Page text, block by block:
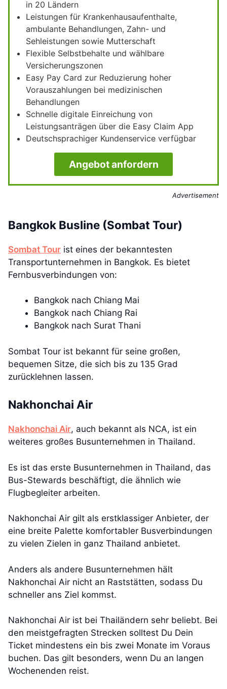
in 20 Ländern
Leistungen für Krankenhausaufenthalte,
ambulante Behandlungen, Zahn- und
Sehleistungen sowie Mutterschaft
Flexible Selbstbehalte und wählbare
Versicherungszonen
Easy Pay Card zur Reduzierung hoher
Vorauszahlungen bei medizinischen
Behandlungen
Schnelle digitale Einreichung von
Leistungsanträgen über die Easy Claim App
Deutschsprachiger Kundenservice verfügbar
Angebot anfordern
Advertisement
Bangkok Busline (Sombat Tour)
Sombat Tour ist eines der bekanntesten
Transportunternehmen in Bangkok. Es bietet
Fernbusverbindungen von:
Bangkok nach Chiang Mai
Bangkok nach Chiang Rai
Bangkok nach Surat Thani
Sombat Tour ist bekannt für seine großen,
bequemen Sitze, die sich bis zu 135 Grad
zurücklehnen lassen.
Nakhonchai Air
Nakhonchai Air, auch bekannt als NCA, ist ein
weiteres großes Busunternehmen in Thailand.
Es ist das erste Busunternehmen in Thailand, das
Bus-Stewards beschäftigt, die ähnlich wie
Flugbegleiter arbeiten.
Nakhonchai Air gilt als erstklassiger Anbieter, der
eine breite Palette komfortabler Busverbindungen
zu vielen Zielen in ganz Thailand anbietet.
Anders als andere Busunternehmen hält
Nakhonchai Air nicht an Raststätten, sodass Du
schneller ans Ziel kommst.
Nakhonchai Air ist bei Thailändern sehr beliebt. Bei
den meistgefragten Strecken solltest Du Dein
Ticket mindestens ein bis zwei Monate im Voraus
buchen. Das gilt besonders, wenn Du an langen
Wochenenden reist.